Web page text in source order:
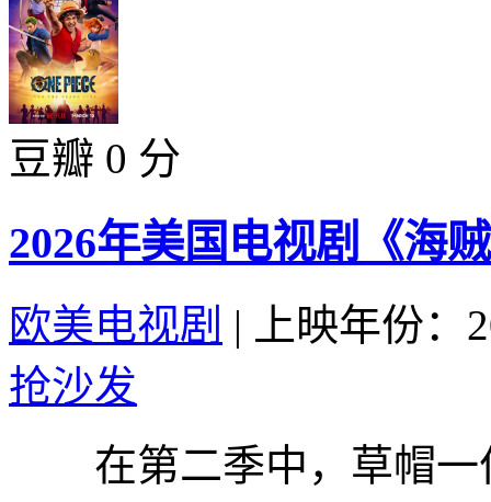
豆瓣 0 分
2026年美国电视剧《海
欧美电视剧 |
上映年份：
抢沙发
在第二季中，草帽一